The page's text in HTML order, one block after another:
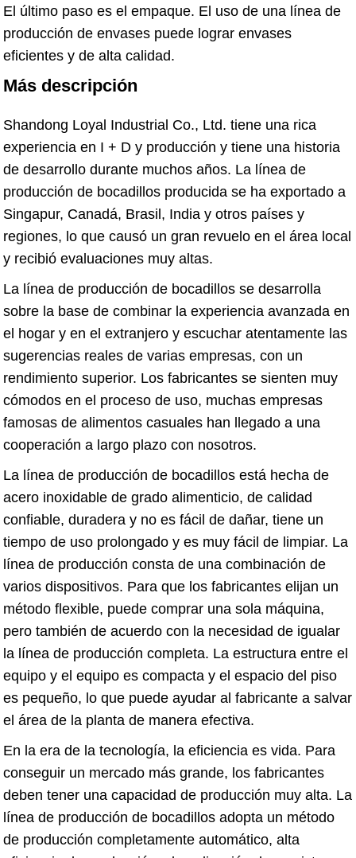
El último paso es el empaque. El uso de una línea de
producción de envases puede lograr envases
eficientes y de alta calidad.
Más descripción
Shandong Loyal Industrial Co., Ltd. tiene una rica
experiencia en I + D y producción y tiene una historia
de desarrollo durante muchos años. La línea de
producción de bocadillos producida se ha exportado a
Singapur, Canadá, Brasil, India y otros países y
regiones, lo que causó un gran revuelo en el área local
y recibió evaluaciones muy altas.
La línea de producción de bocadillos se desarrolla
sobre la base de combinar la experiencia avanzada en
el hogar y en el extranjero y escuchar atentamente las
sugerencias reales de varias empresas, con un
rendimiento superior. Los fabricantes se sienten muy
cómodos en el proceso de uso, muchas empresas
famosas de alimentos casuales han llegado a una
cooperación a largo plazo con nosotros.
La línea de producción de bocadillos está hecha de
acero inoxidable de grado alimenticio, de calidad
confiable, duradera y no es fácil de dañar, tiene un
tiempo de uso prolongado y es muy fácil de limpiar. La
línea de producción consta de una combinación de
varios dispositivos. Para que los fabricantes elijan un
método flexible, puede comprar una sola máquina,
pero también de acuerdo con la necesidad de igualar
la línea de producción completa. La estructura entre el
equipo y el equipo es compacta y el espacio del piso
es pequeño, lo que puede ayudar al fabricante a salvar
el área de la planta de manera efectiva.
En la era de la tecnología, la eficiencia es vida. Para
conseguir un mercado más grande, los fabricantes
deben tener una capacidad de producción muy alta. La
línea de producción de bocadillos adopta un método
de producción completamente automático, alta